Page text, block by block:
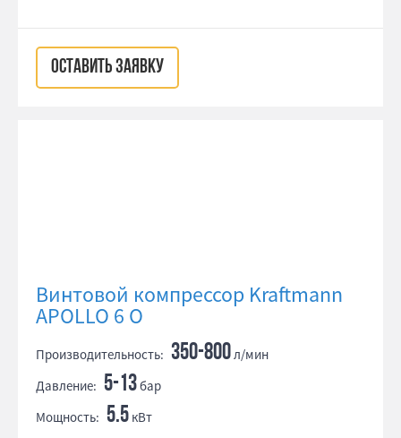
ОСТАВИТЬ ЗАЯВКУ
Винтовой компрессор Kraftmann
APOLLO 6 O
Производительность: 350-800л/мин
Давление: 5-13бар
Мощность: 5.5 кВт